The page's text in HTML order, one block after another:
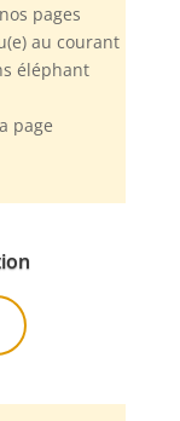
pages
au courant
éléphant
page